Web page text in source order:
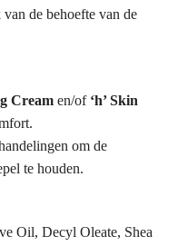
de behoefte van de
Cream en/of ‘h’ Skin
om de
te houden.
Oil, Decyl Oleate, Shea